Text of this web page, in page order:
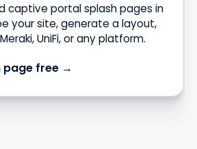
captive portal splash pages in
your site, generate a layout,
UniFi, or any platform.
page free →